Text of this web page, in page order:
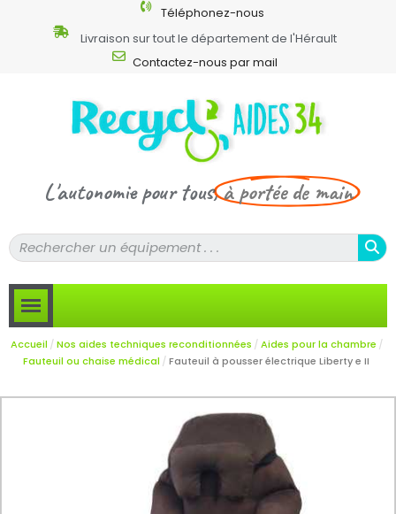
Téléphonez-nous
Livraison sur tout le département de l'Hérault
Contactez-nous par mail
L'autonomie pour tous,à portée de main
Accueil Nos aides techniques reconditionnées
Aides pour la chambre
Fauteuil ou chaise médical
Fauteuil à pousser électrique Liberty e II